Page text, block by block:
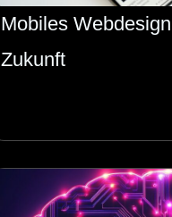
Mobiles
Zukunft